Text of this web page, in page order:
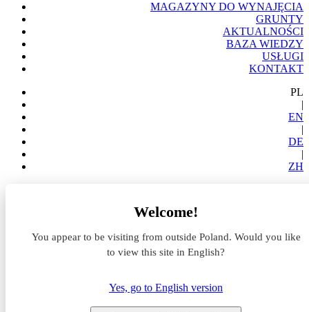
MAGAZYNY DO WYNAJĘCIA
GRUNTY
AKTUALNOŚCI
BAZA WIEDZY
USŁUGI
KONTAKT
PL
|
EN
|
DE
|
ZH
Welcome!
You appear to be visiting from outside Poland. Would you like
to view this site in English?
Yes, go to English version
BOOSTER Zabrze
BOOSTER Zabrze